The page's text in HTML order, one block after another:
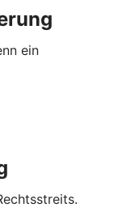
ein